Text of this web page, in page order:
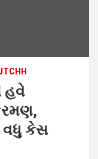
હવે
વધુ કેસ